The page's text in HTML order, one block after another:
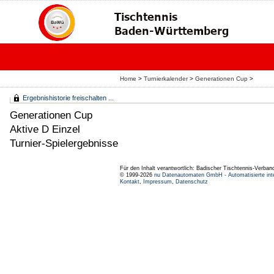
Home > Turnierkalender> Generationen Cup >
Ergebnishistorie freischalten ...
Generationen Cup
Aktive D Einzel
Turnier-Spielergebnisse
Für den Inhalt verantwortlich: Badischer Tischtennis-
© 1999-2026 nu Datenautomaten GmbH - Automatisierte
Kontakt, Impressum, Datenschutz